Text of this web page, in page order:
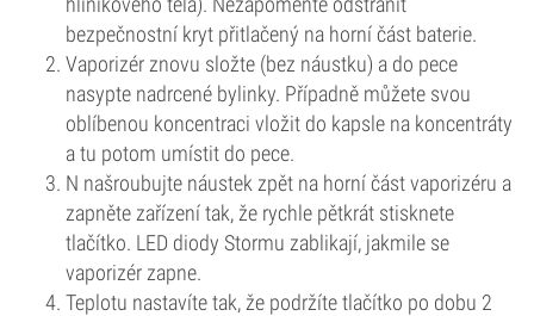
bezpečnostní kryt přitlačený na horní část baterie.
Vaporizér znovu složte (bez náustku) a do pece
nasypte nadrcené bylinky. Případně můžete svou
oblíbenou koncentraci vložit do kapsle na koncentráty
a tu potom umístit do pece.
N našroubujte náustek zpět na horní část vaporizéru a
zapněte zařízení tak, že rychle pětkrát stisknete
tlačítko. LED diody Stormu zablikají, jakmile se
vaporizér zapne.
Teplotu nastavíte tak, že podržíte tlačítko po dobu 2